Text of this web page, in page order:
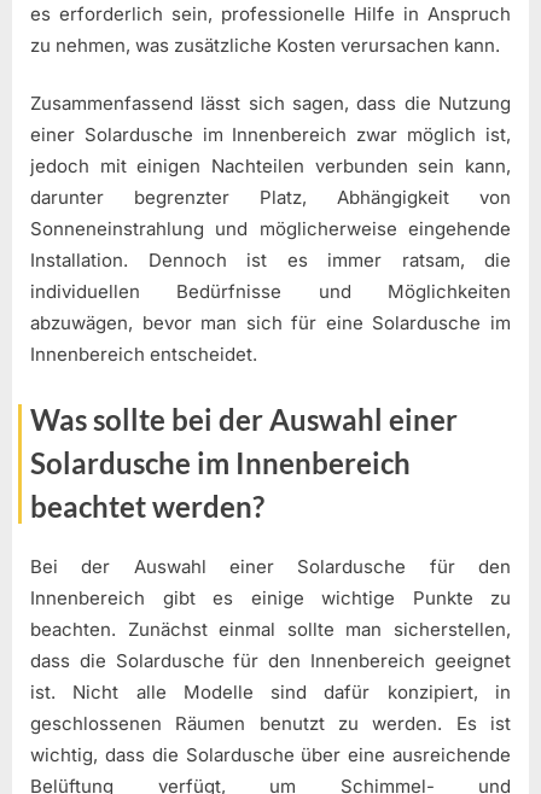
es erforderlich sein, professionelle Hilfe in Anspruch
zu nehmen, was zusätzliche Kosten verursachen kann.
Zusammenfassend lässt sich sagen, dass die Nutzung
einer Solardusche im Innenbereich zwar möglich ist,
jedoch mit einigen Nachteilen verbunden sein kann,
darunter begrenzter Platz, Abhängigkeit von
Sonneneinstrahlung und möglicherweise eingehende
Installation. Dennoch ist es immer ratsam, die
individuellen Bedürfnisse und Möglichkeiten
abzuwägen, bevor man sich für eine Solardusche im
Innenbereich entscheidet.
Was sollte bei der Auswahl einer
Solardusche im Innenbereich
beachtet werden?
Bei der Auswahl einer Solardusche für den
Innenbereich gibt es einige wichtige Punkte zu
beachten. Zunächst einmal sollte man sicherstellen,
dass die Solardusche für den Innenbereich geeignet
ist. Nicht alle Modelle sind dafür konzipiert, in
geschlossenen Räumen benutzt zu werden. Es ist
wichtig, dass die Solardusche über eine ausreichende
Belüftung verfügt, um Schimmel- und